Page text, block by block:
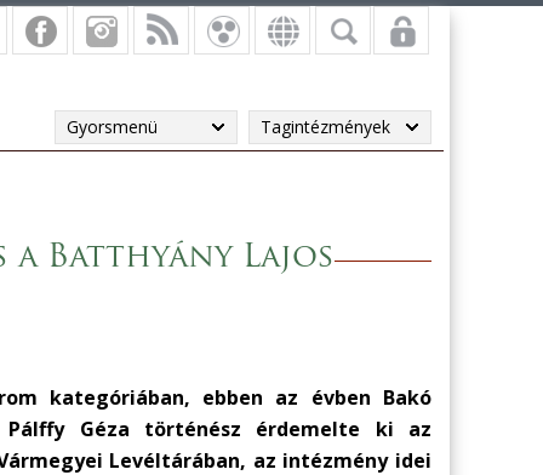
Gyorsmenü Tagintézmények
Batthyány Lajos
kategóriában, ebben az évben Bakó
Géza történész érdemelte ki az
Levéltárában, az intézmény idei